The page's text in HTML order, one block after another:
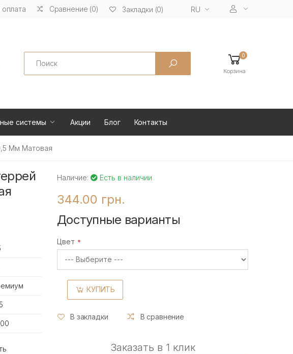
Сравнение (0) Закладки (0) RU
Search 0
Корзина
системы Акции Блог Контакты
Мм Матовая
Наличие: Есть в наличии
344.00 грн.
Доступные варианты
Цвет
КУПИТЬ
В закладки В сравнение
Заказать в 1 клик